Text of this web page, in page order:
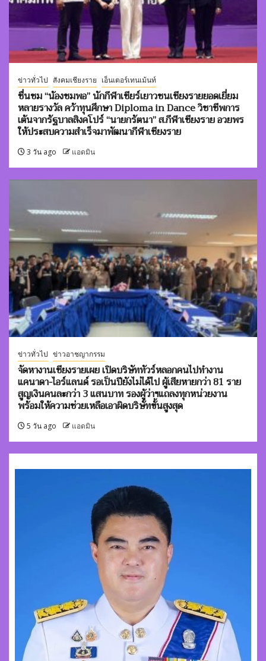
ข่าวทั่วไป สังคมเชียงราย เอ็นเตอร์เทนเม้นท์
ชื่นชม “น้องชมพอ” นักกีฬาเชียร์เยาวชนเชียงรายยอดเยี่ยม
หลายรางวัล คว้าทุนศึกษา Diploma in Dance วิชาชีพการ
เต้นจากรัฐบาลสิงคโปร์ “นายกรัตนา” ส.กีฬาเชียงราย อวยพร
ให้ประสบความสำเร็จมาพัฒนากีฬาเชียงราย
3 วัน ago แอดมิน
ข่าวทั่วไป ข่าวอาชญากรรม
จัดหางานเชียงรายเผย เปิดบริษัททัวร์หลอกคนไปทำงาน
แคนาดา-ไอร์แลนด์ รอเป็นปียังไม่ได้ไป ผู้เสียหายกว่า 81 ราย
สูญเงินคนละกว่า 3 แสนบาท รองผู้ว่าฯแถลงทุกหน่วยงาน
พร้อมให้ความช่วยเหลือเอาผิดบริษัทขั้นสูงสุด
5 วัน ago แอดมิน